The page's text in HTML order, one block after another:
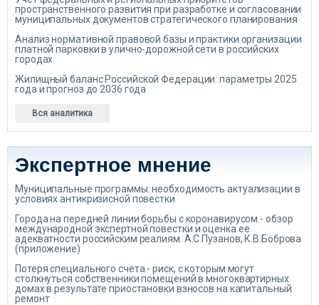
пространственного развития при разработке и согласовании
муниципальных документов стратегического планирования
Анализ нормативной правовой базы и практики организации
платной парковки в улично-дорожной сети в российских
городах
Жилищный баланс Российской Федерации: параметры 2025
года и прогноз до 2036 года
Вся аналитика
Экспертное мнение
Муниципальные программы: необходимость актуализации в
условиях антикризисной повестки
Города на передней линии борьбы с коронавирусом - обзор
международной экспертной повестки и оценка ее
адекватности российским реалиям. А.С.Пузанов, К.В.Боброва
(приложение)
Потеря специального счета - риск, с которым могут
столкнуться собственники помещений в многоквартирных
домах в результате приостановки взносов на капитальный
ремонт